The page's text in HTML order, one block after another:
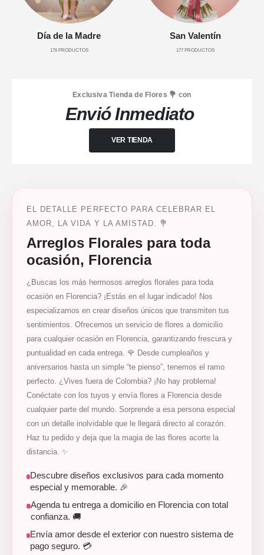
Día de la Madre
176PRODUCTOS
San Valentín
177PRODUCTOS
Exclusiva Tienda de Flores 💐 con
Envió Inmediato
VER TIENDA
EL DETALLE PERFECTO PARA CELEBRAR EL
AMOR, LA VIDA Y LA AMISTAD. 💐
Arreglos Florales para toda
ocasión, Florencia
¿Buscas los más hermosos arreglos florales para toda
ocasión en Florencia? ¡Estás en el lugar indicado! Nos
especializamos en crear diseños únicos que transmiten tus
sentimientos. Ofrecemos un servicio de flores a domicilio
para cualquier ocasión en Florencia, garantizando frescura y
puntualidad en cada entrega. 🌹 Desde cumpleaños y
aniversarios hasta un simple “te pienso”, tenemos el ramo
perfecto. ¿Vives fuera de Colombia? ¡No hay problema!
Conéctate con los tuyos y envía flores a Florencia desde
cualquier parte del mundo. Sorprende a esa persona especial
con un detalle inolvidable que le llegará directo al corazón.
Haz tu pedido y deja que la magia de las flores acorte la
distancia. ✨
Descubre diseños exclusivos para cada momento
especial y memorable. 🎉
Agenda tu entrega a domicilio en Florencia con total
confianza. 🚚
Envía amor desde el exterior con nuestro sistema de
pago seguro. 💳